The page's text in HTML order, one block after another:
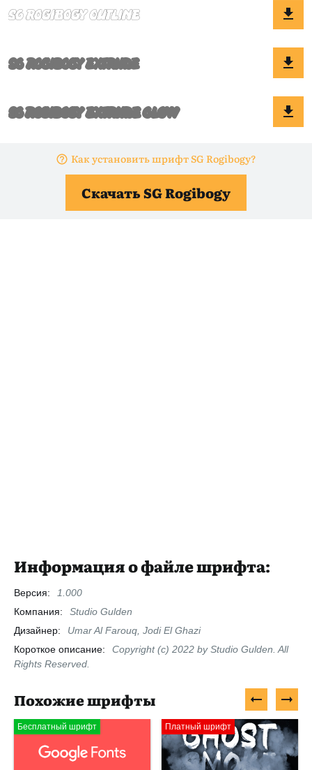
Как установить шрифт SG Rogibogy?
Скачать SG Rogibogy
Информация о файле шрифта:
Версия:
1.000
Компания:
Studio Gulden
Дизайнер:
Umar Al Farouq, Jodi El Ghazi
Короткое описание:
Copyright (c) 2022 by Studio Gulden. All
Rights Reserved.
Похожие шрифты
Бесплатный шрифт Платный шрифт